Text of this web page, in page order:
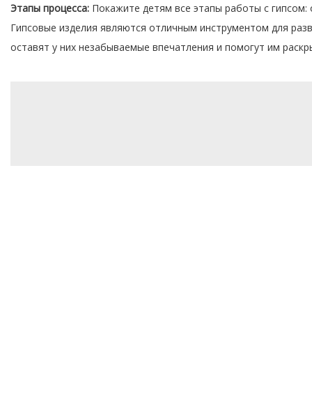
Этапы процесса: Покажите детям все этапы работы с
Гипсовые изделия являются отличным инструментом для
оставят у них незабываемые впечатления и помогут им